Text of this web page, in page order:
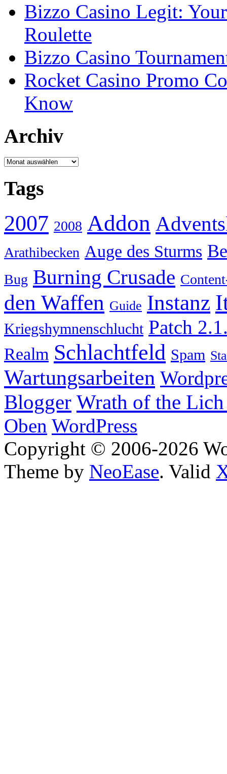
Bizzo Casino Legit:
Roulette
Bizzo Casino
Rocket Casino Promo
Know
Archiv
Archiv
Tags
2007 2008 Addon
Arathibecken Auge des Sturms
Bug Burning Crusade
den Waffen Guide Instanz
Kriegshymnenschlucht Patch
Realm Schlachtfeld Spam
Wartungsarbeiten
Blogger Wrath of the
Oben WordPress
Copyright © 2006-2026
Theme by NeoEase. Valid